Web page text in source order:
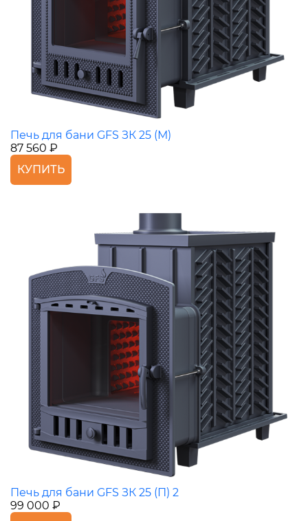
Печь для бани GFS ЗК 25 (М)
87 560 ₽
КУПИТЬ
Печь для бани GFS ЗК 25 (П) 2
99 000 ₽